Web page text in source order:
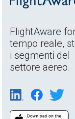
FlightAware
tempo reale,
i segmenti del
settore aereo.